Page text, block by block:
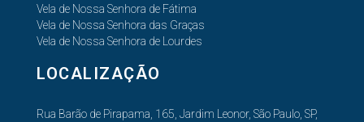
Vela de Nossa Senhora de Fátima
Vela de Nossa Senhora das Graças
Vela de Nossa Senhora de Lourdes
LOCALIZAÇÃO
Rua Barão de Pirapama, 165, Jardim Leonor, São Paulo, SP,